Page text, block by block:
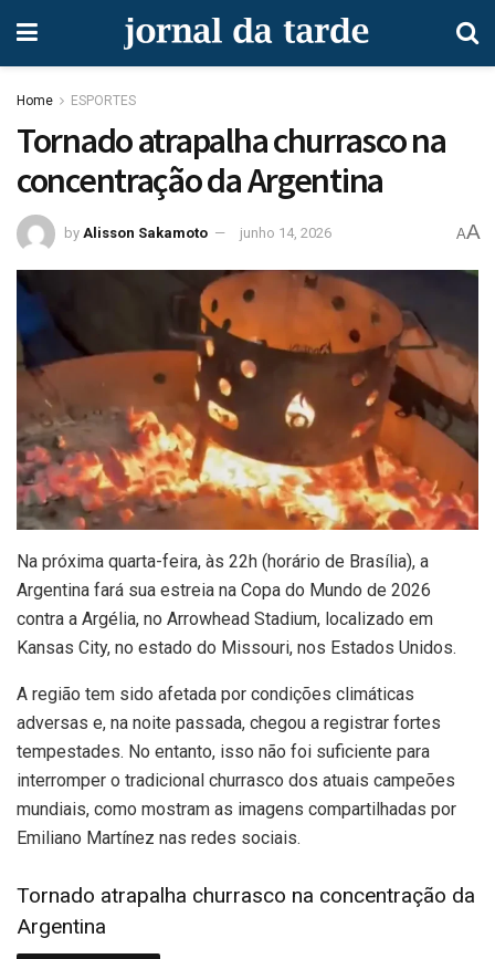
Home ESPORTES
Tornado atrapalha churrasco na
concentração da Argentina
by Alisson Sakamoto junho 14, 2026 AA
Na próxima quarta-feira, às 22h (horário de Brasília), a
Argentina fará sua estreia na Copa do Mundo de 2026
contra a Argélia, no Arrowhead Stadium, localizado em
Kansas City, no estado do Missouri, nos Estados Unidos.
A região tem sido afetada por condições climáticas
adversas e, na noite passada, chegou a registrar fortes
tempestades. No entanto, isso não foi suficiente para
interromper o tradicional churrasco dos atuais campeões
mundiais, como mostram as imagens compartilhadas por
Emiliano Martínez nas redes sociais.
Tornado atrapalha churrasco na concentração da
Argentina